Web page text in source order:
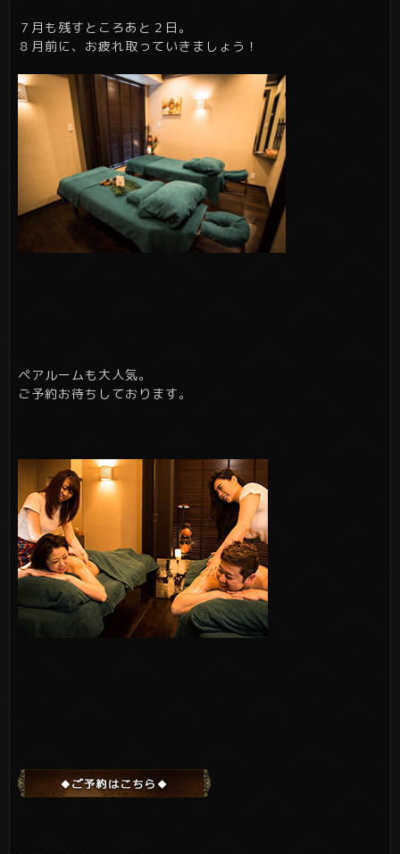
７月も残すところあと２日。
８月前に、お疲れ取っていきましょう！
ペアルームも大人気。
ご予約お待ちしております。